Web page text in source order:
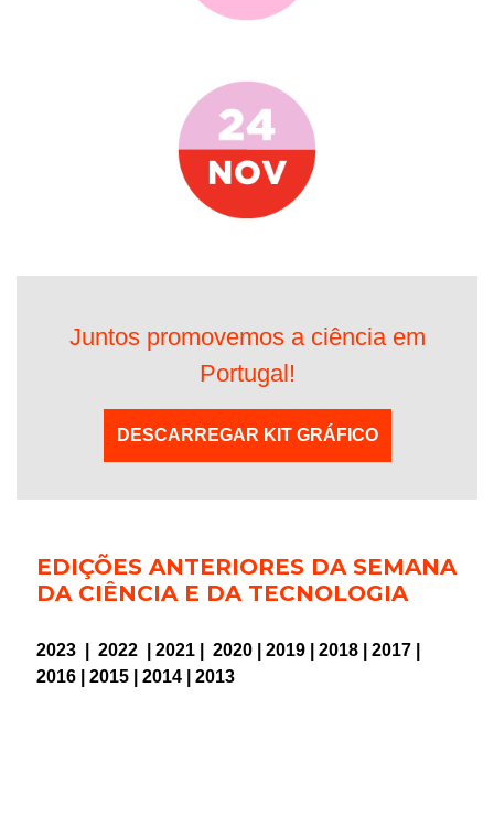
Juntos promovemos a ciência em
Portugal!
DESCARREGAR KIT GRÁFICO
EDIÇÕES ANTERIORES DA SEMANA
DA CIÊNCIA E DA TECNOLOGIA
2023 2022 2021 2020 2019 2018 2017
2016
2015 2014 2013